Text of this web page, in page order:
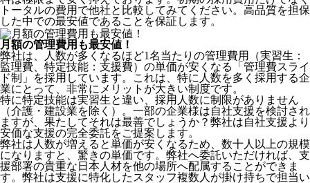
トータルの費用で他社と比較してみてください。 高品質を担保
した中での最安値であることを保証します。
月額の管理費用も最安値！
弊社は、
人数が多くなるほど1名当たりの管理費用（実習生：
監理費、特定技能：支援費）の単価が安くなる「管理費スライ
ド制」を採用 しています。これは、特に人数を多く採用する企
業にとって、非常にメリットが大きい制度です。
特に特定技能は実習生と違い、採用人数に制限がありません
（介護・建設業を除く）。一部の企業様は自社支援を検討され
ますが、果たしてそれは最善でしょうか？弊社は自社支援より
安価な支援の完全委託をご提案します。
弊社は人数が増えると単価が安くなるため、数十人以上の規模
になりますと、驚きの単価です。弊社へ委託いただければ、支
援部署の貴重な日本人材を他の場所へ配属することができま
す。弊社は支援に特化したスタッフ複数人が掛け持ちで担当い